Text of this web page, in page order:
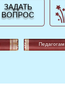
ЗАДАТЬ
ВОПРОС
Педагогам